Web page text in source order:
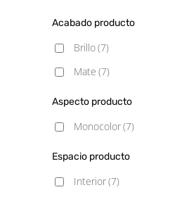
Acabado producto
Brillo(7)
Mate (7)
Aspecto producto
Monocolor(7)
Espacio producto
Interior(7)